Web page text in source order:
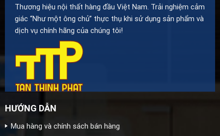
Thương hiệu nội thất hàng đầu Việt Nam. Trải nghiệm cảm
giác “Như một ông chủ” thực thụ khi sử dụng sản phẩm và
dịch vụ chính hãng của chúng tôi!
HƯỚNG DẪN
Mua hàng và chính sách bán hàng